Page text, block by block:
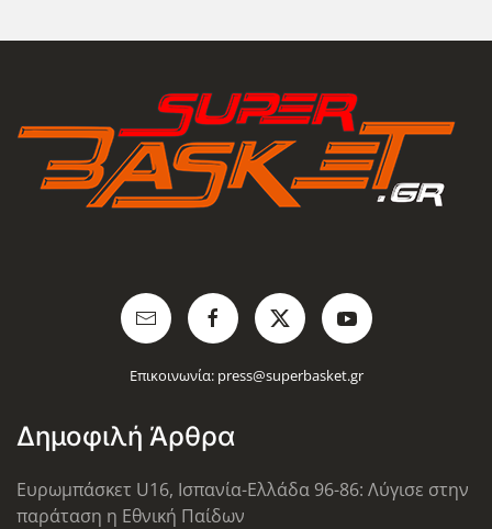
Επικοινωνία: press@superbasket.gr
Δημοφιλή Άρθρα
Ευρωμπάσκετ U16, Ισπανία-Ελλάδα 96-86: Λύγισε στην
παράταση η Εθνική Παίδων